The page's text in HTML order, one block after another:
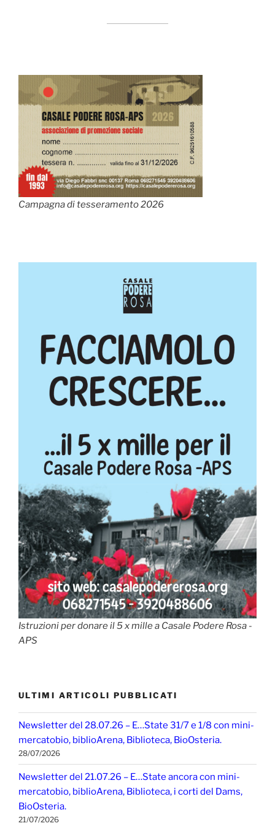
Campagna di tesseramento 2026
Istruzioni per donare il 5 x mille a Casale Podere Rosa -
APS
ULTIMI ARTICOLI PUBBLICATI
Newsletter del 28.07.26 – E…State 31/7 e 1/8 con mini-
mercatobio, biblioArena, Biblioteca, BioOsteria.
28/07/2026
Newsletter del 21.07.26 – E…State ancora con mini-
mercatobio, biblioArena, Biblioteca, i corti del Dams,
BioOsteria.
21/07/2026